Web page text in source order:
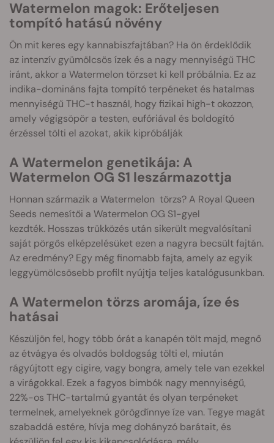
Watermelon magok: Erőteljesen
tompító hatású növény
Ön mit keres egy kannabiszfajtában? Ha ön érdeklődik
az intenzív gyümölcsös ízek és a nagy mennyiségű THC
iránt, akkor a Watermelon törzset ki kell próbálnia. Ez az
indika-domináns fajta tompító terpéneket és hatalmas
mennyiségű THC-t használ, hogy fizikai high-t okozzon,
amely végigsöpör a testen, eufóriával és boldogító
érzéssel tölti el azokat, akik kipróbálják
A Watermelon genetikája: A
Watermelon OG S1 leszármazottja
Honnan származik a Watermelon törzs? A Royal Queen
Seeds nemesítői a Watermelon OG S1-gyel
kezdték. Hosszas trükközés után sikerült megvalósítani
saját pörgős elképzelésüket ezen a nagyra becsült fajtán.
Az eredmény? Egy még finomabb fajta, amely az egyik
leggyümölcsösebb profilt nyújtja teljes katalógusunkban.
A Watermelon törzs aromája, íze és
hatásai
Készüljön fel, hogy több órát a kanapén tölt majd, megnő
az étvágya és olvadós boldogság tölti el, miután
rágyújtott egy cigire, vagy bongra, amely tele van ezekkel
a virágokkal. Ezek a fagyos bimbók nagy mennyiségű,
22%-os THC-tartalmú gyantát és olyan terpéneket
termelnek, amelyeknek görögdínnye íze van. Tegye magát
szabaddá estére, hívja meg dohányzó barátait, és